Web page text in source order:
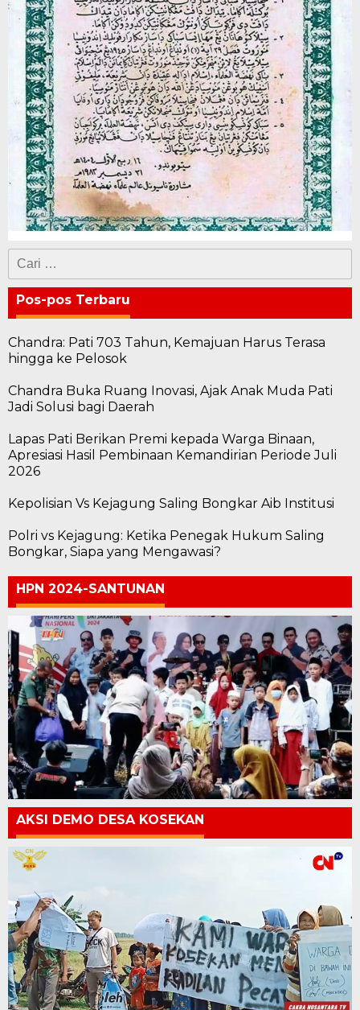
Cari
untuk:
Pos-pos Terbaru
Chandra: Pati 703 Tahun, Kemajuan Harus Terasa
hingga ke Pelosok
Chandra Buka Ruang Inovasi, Ajak Anak Muda Pati
Jadi Solusi bagi Daerah
Lapas Pati Berikan Premi kepada Warga Binaan,
Apresiasi Hasil Pembinaan Kemandirian Periode Juli
2026
Kepolisian Vs Kejagung Saling Bongkar Aib Institusi
Polri vs Kejagung: Ketika Penegak Hukum Saling
Bongkar, Siapa yang Mengawasi?
HPN 2024-SANTUNAN
AKSI DEMO DESA KOSEKAN